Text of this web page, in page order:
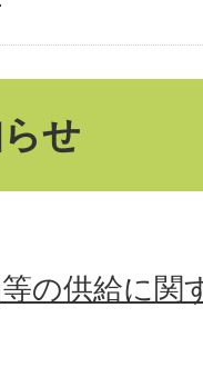
せ
の供給に関